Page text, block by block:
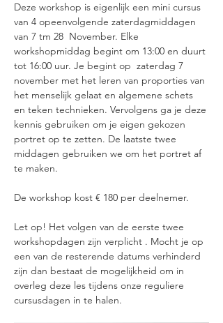
Deze workshop is eigenlijk een mini cursus
van 4 opeenvolgende zaterdagmiddagen
van 7 tm 28  November. Elke
workshopmiddag begint om 13:00 en duurt
tot 16:00 uur. Je begint op  zaterdag 7
november met het leren van proporties van
het menselijk gelaat en algemene schets
en teken technieken. Vervolgens ga je deze
kennis gebruiken om je eigen gekozen
portret op te zetten. De laatste twee
middagen gebruiken we om het portret af
te maken.
De workshop kost € 180 per deelnemer.
Let op! Het volgen van de eerste twee
workshopdagen zijn verplicht . Mocht je op
een van de resterende datums verhinderd
zijn dan bestaat de mogelijkheid om in
overleg deze les tijdens onze reguliere
cursusdagen in te halen.